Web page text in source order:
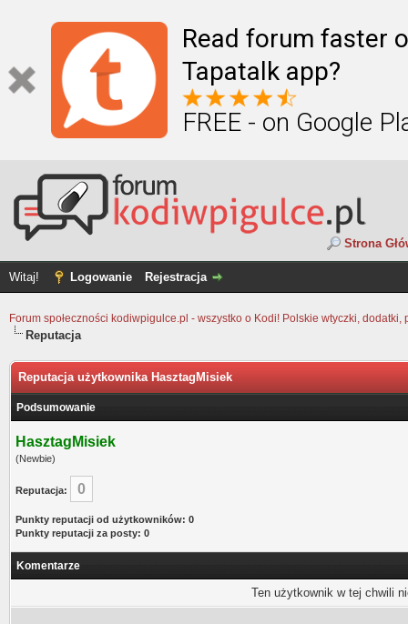
Read forum faster
Tapatalk app?
FREE - on Google
Strona
Witaj! Logowanie Rejestracja
Forum społeczności kodiwpigulce.pl - wszystko o Kodi! Polskie wtyczki, dodatki,
Reputacja
Reputacja użytkownika HasztagMisiek
Podsumowanie
HasztagMisiek
(Newbie)
Reputacja: 0
Punkty reputacji od użytkowników: 0
Punkty reputacji za posty: 0
Komentarze
Ten użytkownik w tej chwili